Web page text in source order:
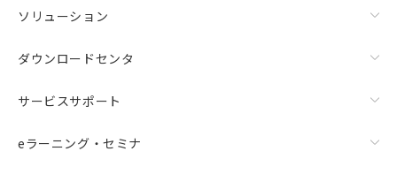
ソリューション
ダウンロードセンタ
サービスサポート
eラーニング・セミナ